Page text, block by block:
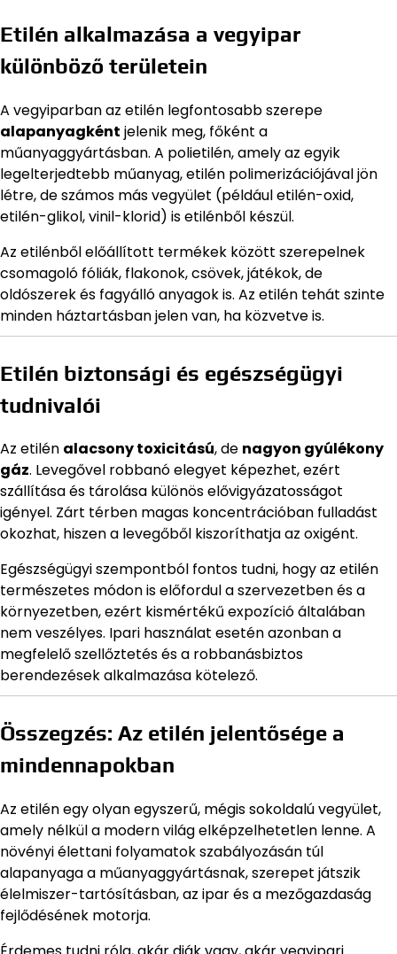
Etilén alkalmazása a vegyipar
különböző területein
A vegyiparban az etilén legfontosabb szerepe
alapanyagként jelenik meg, főként a
műanyaggyártásban. A polietilén, amely az egyik
legelterjedtebb műanyag, etilén polimerizációjával jön
létre, de számos más vegyület (például etilén-oxid,
etilén-glikol, vinil-klorid) is etilénből készül.
Az etilénből előállított termékek között szerepelnek
csomagoló fóliák, flakonok, csövek, játékok, de
oldószerek és fagyálló anyagok is. Az etilén tehát szinte
minden háztartásban jelen van, ha közvetve is.
Etilén biztonsági és egészségügyi
tudnivalói
Az etilén alacsony toxicitású, de nagyon gyúlékony
gáz. Levegővel robbanó elegyet képezhet, ezért
szállítása és tárolása különös elővigyázatosságot
igényel. Zárt térben magas koncentrációban fulladást
okozhat, hiszen a levegőből kiszoríthatja az oxigént.
Egészségügyi szempontból fontos tudni, hogy az etilén
természetes módon is előfordul a szervezetben és a
környezetben, ezért kismértékű expozíció általában
nem veszélyes. Ipari használat esetén azonban a
megfelelő szellőztetés és a robbanásbiztos
berendezések alkalmazása kötelező.
Összegzés: Az etilén jelentősége a
mindennapokban
Az etilén egy olyan egyszerű, mégis sokoldalú vegyület,
amely nélkül a modern világ elképzelhetetlen lenne. A
növényi élettani folyamatok szabályozásán túl
alapanyaga a műanyaggyártásnak, szerepet játszik
élelmiszer-tartósításban, az ipar és a mezőgazdaság
fejlődésének motorja.